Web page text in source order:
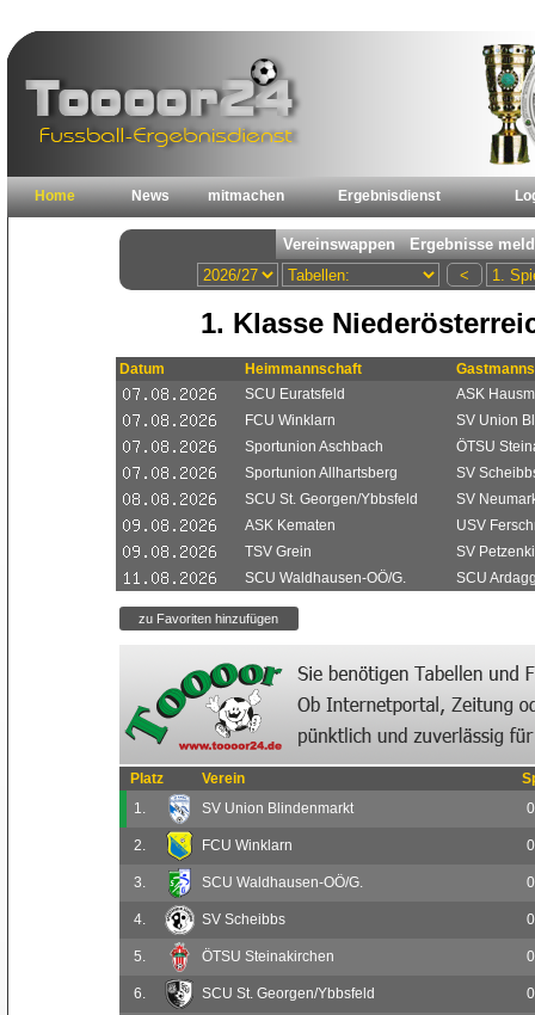
Home News mitmachen Ergebnisdienst
1. Klasse
Datum Heimmannschaft
SCU Euratsfeld
ASK
FCU Winklarn
SV Union
Sportunion Aschbach
ÖTSU
Sportunion Allhartsberg
SV
SCU St. Georgen/Ybbsfeld
SV
ASK Kematen
USV
TSV Grein
SV
SCU Waldhausen-OÖ/G.
SCU
Platz Verein
1.
SV Union Blindenmarkt 0
2. FCU Winklarn 0
3. SCU Waldhausen-OÖ/G. 0
4. SV Scheibbs 0
5. ÖTSU Steinakirchen 0
6. SCU St. Georgen/Ybbsfeld 0